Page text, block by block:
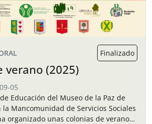
Finalizado
verano (2025)
05
Educación del Museo de la Paz de
Mancomunidad de Servicios Sociales
organizado unas colonias de verano